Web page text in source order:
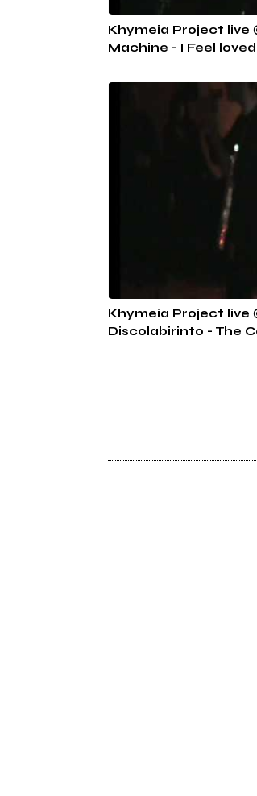
Khymeia Project live
Machine - I Feel
Khymeia Project live
Discolabirinto - The